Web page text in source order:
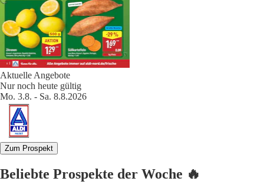
Aktuelle Angebote
Nur noch heute gültig
Mo. 3.8. - Sa. 8.8.2026
Zum Prospekt
Beliebte Prospekte der Woche 🔥